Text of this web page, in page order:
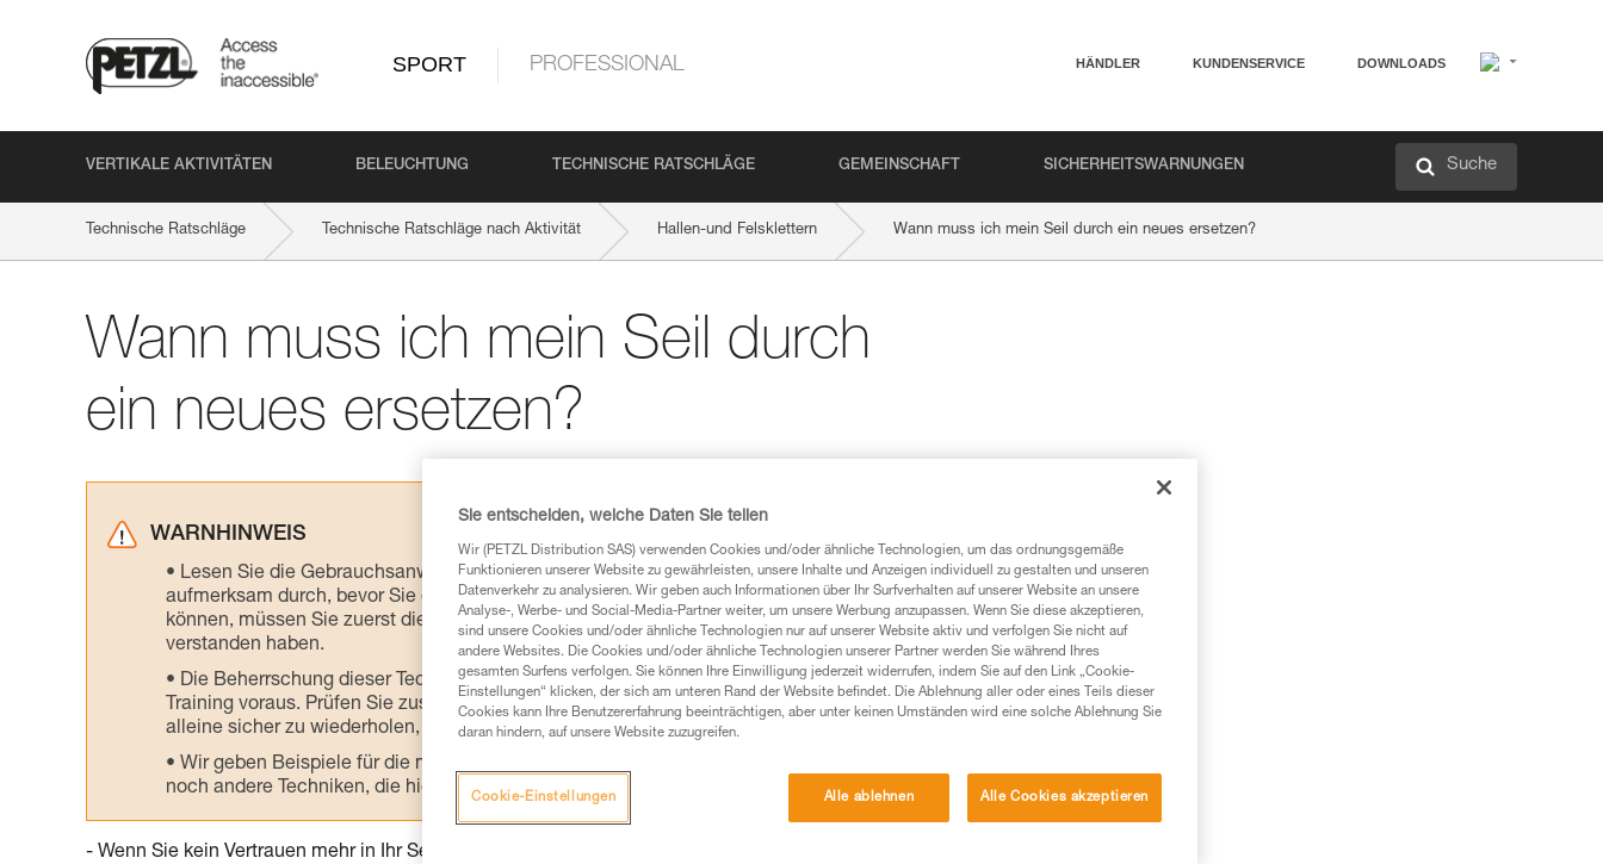
SPORT PROFESSIONAL HÄNDLER KUNDENSERVICE DOWNLOADS
VERTIKALE AKTIVITÄTEN BELEUCHTUNG TECHNISCHE RATSCHLÄGE GEMEINSCHAFT SICHERHEITSWARNUNGEN Suche
Technische Ratschläge Technische Ratschläge nach Aktivität Hallen-und Felsklettern Wann muss ich mein Seil durch ein neues ersetzen?
Wann muss ich mein Seil durch
ein neues ersetzen?
WARNHINWEIS
Lesen Sie die Gebrauchsanweisungen der Produkte, um die es in diesem Tech Tipp geht,
aufmerksam durch, bevor Sie diesen zu Rate ziehen. Um diese Zusatzinformationen verstehen zu
können, müssen Sie zuerst die in der Gebrauchsanweisung enthaltenen Informationen richtig
verstanden haben.
Die Beherrschung dieser Techniken setzt eine entsprechende Ausbildung und ein spezielles
Training voraus. Prüfen Sie zusammen mit einem Profi, ob Sie in der Lage sind, den Vorgang
alleine sicher zu wiederholen, bevor Sie ihn eigenständig durchführen.
Wir geben Beispiele für die mit Ihrer Aktivität verbundenen Techniken. Möglicherweise gibt es
noch andere Techniken, die hier nicht beschrieben werden.
- Wenn Sie kein Vertrauen mehr in Ihr Seil haben.
Sie entscheiden, welche Daten Sie teilen
Wir (PETZL Distribution SAS) verwenden Cookies und/oder ähnliche Technologien, um das ordnungsgemäße
Funktionieren unserer Website zu gewährleisten, unsere Inhalte und Anzeigen individuell zu gestalten und unseren
Datenverkehr zu analysieren. Wir geben auch Informationen über Ihr Surfverhalten auf unserer Website an unsere
Analyse-, Werbe- und Social-Media-Partner weiter, um unsere Werbung anzupassen. Wenn Sie diese akzeptieren,
sind unsere Cookies und/oder ähnliche Technologien nur auf unserer Website aktiv und verfolgen Sie nicht auf
andere Websites. Die Cookies und/oder ähnliche Technologien unserer Partner werden Sie während Ihres
gesamten Surfens verfolgen. Sie können Ihre Einwilligung jederzeit widerrufen, indem Sie auf den Link „Cookie-
Einstellungen“ klicken, der sich am unteren Rand der Website befindet. Die Ablehnung aller oder eines Teils dieser
Cookies kann Ihre Benutzererfahrung beeinträchtigen, aber unter keinen Umständen wird eine solche Ablehnung Sie
daran hindern, auf unsere Website zuzugreifen.
Alle ablehnen Alle Cookies akzeptieren
Cookie-Einstellungen